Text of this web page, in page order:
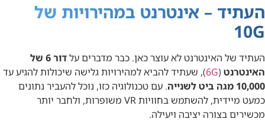
העתיד – אינטרנט במהירויות של
10G
העתיד של האינטרנט לא עוצר כאן. כבר מדברים על
דור 6 של
האינטרנט (
6G), שעתיד להביא למהירויות גלישה שיכולות להגיע עד
10,000 מגה ביט לשנייה
. עם טכנולוגיה כזו, נוכל להעביר נתונים
כמעט מיידית, להשתמש בחוויות VR משופרות, ולחבר יותר
מכשירים בצורה יציבה ויעילה.